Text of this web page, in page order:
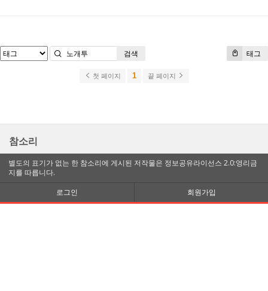
태그
검색
첫 페이지 1 끝 페이지
참소리
별도의 표기가 없는 한 참소리에 게시된 저작물은 정보공유라이선스 2.0:영리금
지를 따릅니다.
로그인
회원가입